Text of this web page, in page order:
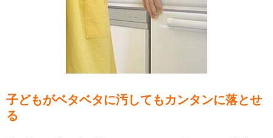
子どもがベタベタに汚してもカンタンに落とせ
る